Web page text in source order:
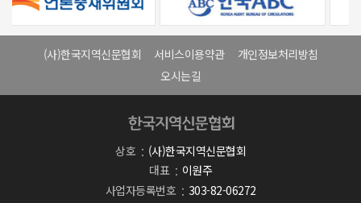
(사)한국지역신문협회 서비스이용약관
개인정보처리방침
오시는길
상호
(사)한국지역신문협회
대표
이원주
사업자등록번호
303-82-06272